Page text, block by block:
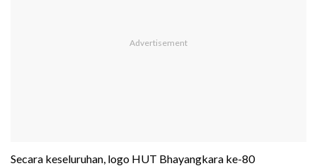
Secara keseluruhan, logo HUT Bhayangkara ke-80